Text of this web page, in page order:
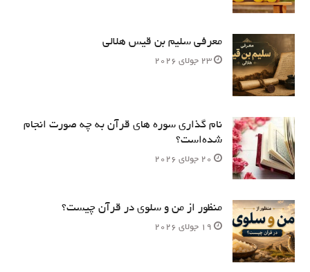
معرفی سلیم بن قیس هلالی
23 جولای 2026
نام‌ گذاری سوره های قرآن به چه صورت انجام
شده‌است؟
20 جولای 2026
منظور از من و سلوی در قرآن چیست؟
19 جولای 2026